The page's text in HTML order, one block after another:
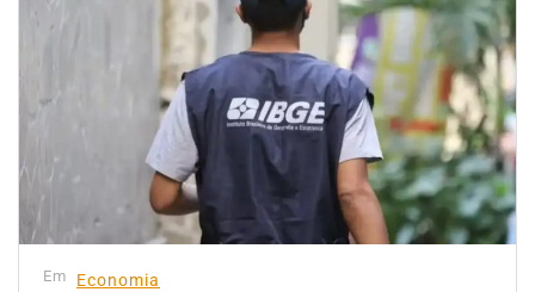
Em Economia